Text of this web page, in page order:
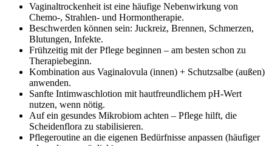
Vaginaltrockenheit ist eine häufige Nebenwirkung von
Chemo-, Strahlen- und Hormontherapie.
Beschwerden können sein: Juckreiz, Brennen, Schmerzen,
Blutungen, Infekte.
Frühzeitig mit der Pflege beginnen – am besten schon zu
Therapiebeginn.
Kombination aus Vaginalovula (innen) + Schutzsalbe (außen)
anwenden.
Sanfte Intimwaschlotion mit hautfreundlichem pH-Wert
nutzen, wenn nötig.
Auf ein gesundes Mikrobiom achten – Pflege hilft, die
Scheidenflora zu stabilisieren.
Pflegeroutine an die eigenen Bedürfnisse anpassen (häufiger